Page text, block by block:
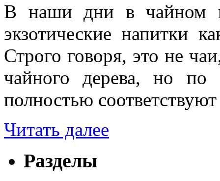
В наши дни в чайном
экзотические напитки
Строго говоря, это не
чайного дерева, но по
полностью
Читать далее
Разделы